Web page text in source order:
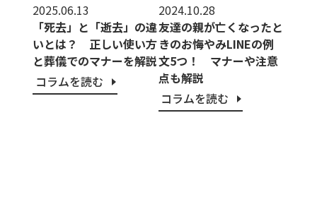
2025.06.13
「死去」と「逝去」の違
いとは？ 正しい使い方
と葬儀でのマナーを解説
コラムを読む
2024.10.28
友達の親が亡くなったと
きのお悔やみLINEの例
文5つ！ マナーや注意
点も解説
コラムを読む